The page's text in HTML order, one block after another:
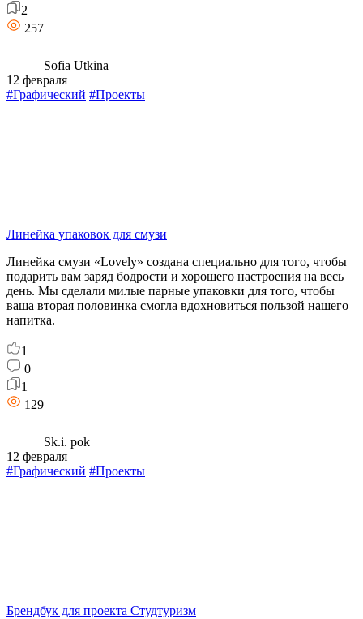
2
257
Sofia Utkina
12 февраля
#Графический #Проекты
Линейка упаковок для смузи
Линейка смузи «Lovely» создана специально для того, чтобы
подарить вам заряд бодрости и хорошего настроения на весь
день. Мы сделали милые парные упаковки для того, чтобы
ваша вторая половинка смогла вдохновиться пользой нашего
напитка.
1
0
1
129
Sk.i. pok
12 февраля
#Графический #Проекты
Брендбук для проекта Студтуризм